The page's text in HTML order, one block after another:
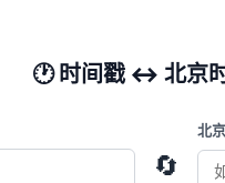
🕐 时间戳 ↔ 北京
🔄
北